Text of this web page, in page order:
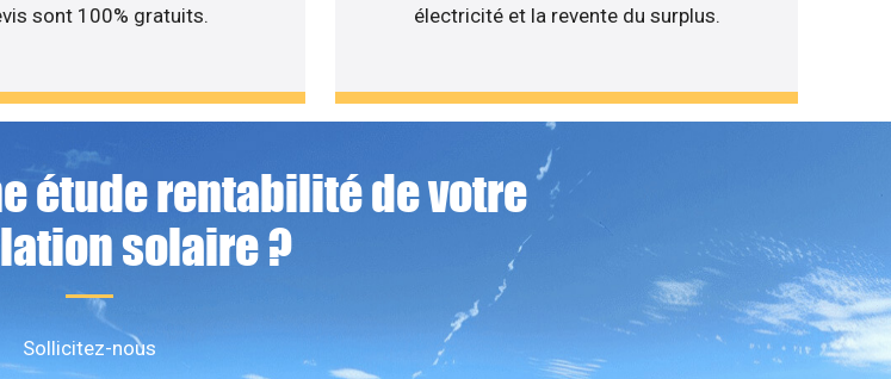
sont 100% gratuits.
électricité et la revente du surplus.
étude rentabilité de votre
solaire ?
Sollicitez-nous